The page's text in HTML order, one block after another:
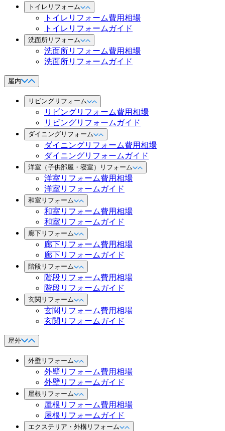
トイレリフォーム
トイレリフォーム費用相場
トイレリフォームガイド
洗面所リフォーム
洗面所リフォーム費用相場
洗面所リフォームガイド
屋内
リビングリフォーム
リビングリフォーム費用相場
リビングリフォームガイド
ダイニングリフォーム
ダイニングリフォーム費用相場
ダイニングリフォームガイド
洋室（子供部屋・寝室）リフォーム
洋室リフォーム費用相場
洋室リフォームガイド
和室リフォーム
和室リフォーム費用相場
和室リフォームガイド
廊下リフォーム
廊下リフォーム費用相場
廊下リフォームガイド
階段リフォーム
階段リフォーム費用相場
階段リフォームガイド
玄関リフォーム
玄関リフォーム費用相場
玄関リフォームガイド
屋外
外壁リフォーム
外壁リフォーム費用相場
外壁リフォームガイド
屋根リフォーム
屋根リフォーム費用相場
屋根リフォームガイド
エクステリア・外構リフォーム